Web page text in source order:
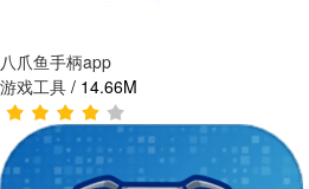
八爪鱼手柄app
游戏工具 / 14.66M